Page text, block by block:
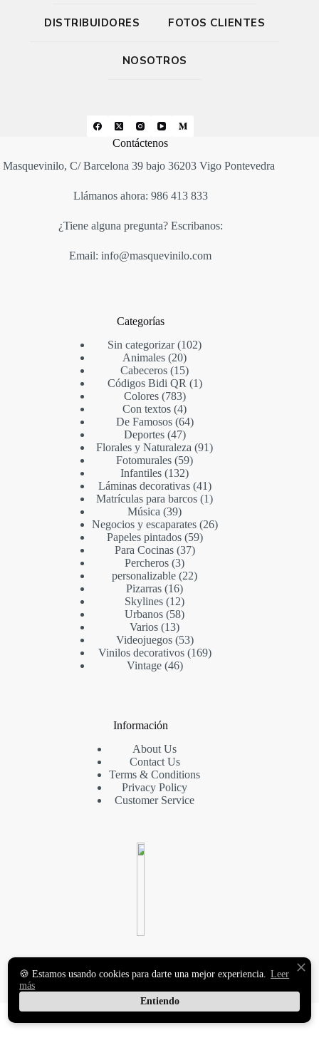
DISTRIBUIDORES FOTOS CLIENTES
NOSOTROS
Contáctenos
Masquevinilo, C/ Barcelona 39 bajo 36203 Vigo Pontevedra
Llámanos ahora: 986 413 833
¿Tiene alguna pregunta? Escribanos:
Email: info@masquevinilo.com
Categorías
Sin categorizar 102
Animales 20
Cabeceros 15
Códigos Bidi QR
1
Colores 783
Con textos 4
De Famosos 64
Deportes 47
Florales y Naturaleza 91
Fotomurales 59
Infantiles 132
Láminas decorativas 41
Matrículas para barcos 1
Música 39
Negocios y escaparates 26
Papeles pintados 59
Para Cocinas 37
Percheros 3
personalizable 22
Pizarras 16
Skylines 12
Urbanos 58
Varios 13
Videojuegos 53
Vinilos decorativos 169
Vintage 46
Información
About Us
Contact Us
Terms & Conditions
Privacy Policy
Customer Service
VINILOS DECORATIVOS
Y FOTOMURALES
PREMIUM
Copyright © 2026 MasqueVinilo
🍪 Estamos usando cookies para darte una mejor experiencia. Leer
más
Entiendo